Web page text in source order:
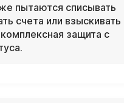
пытаются списывать
счета или взыскивать
защита с